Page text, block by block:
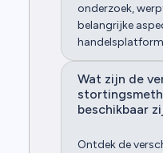
onderzoek,
belangrijke
Wat zijn de
beschikbaar
Ontdek de